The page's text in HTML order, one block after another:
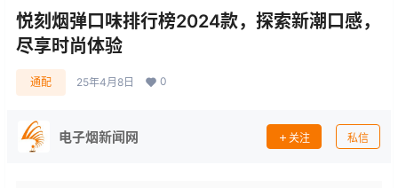
悦刻烟弹口味排行榜2024款，探索新潮口感，
尽享时尚体验
通配 25年4月8日 0
电子烟新闻网 关注 私信